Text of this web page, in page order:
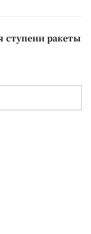
ступени ракеты